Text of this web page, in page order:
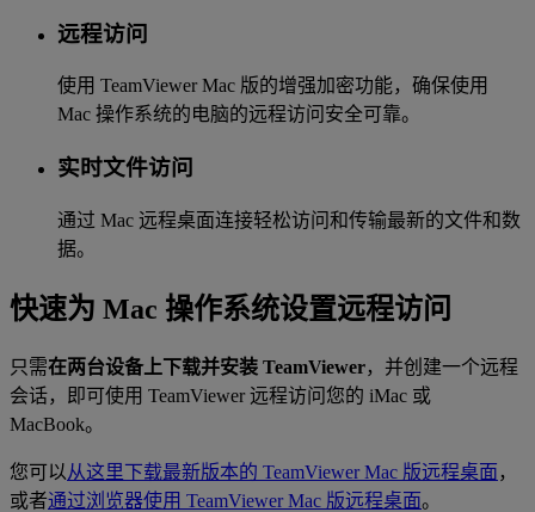
远程访问
使用 TeamViewer Mac 版的增强加密功能，确保使用
Mac 操作系统的电脑的远程访问安全可靠。
实时文件访问
通过 Mac 远程桌面连接轻松访问和传输最新的文件和数
据。
快速为 Mac 操作系统设置远程访问
只需在两台设备上下载并安装 TeamViewer，并创建一个远程
会话，即可使用 TeamViewer 远程访问您的 iMac 或
MacBook。
您可以 从这里下载最新版本的 TeamViewer Mac 版远程桌面 ，
或者通过浏览器使用 TeamViewer Mac 版远程桌面。